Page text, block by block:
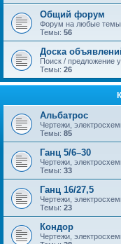
Общий форум
Форум на любые темы
Темы: 56
Доска
Поиск / предложение
Темы: 26
Альбатрос
Чертежи,
Темы: 85
Ганц 5/6–30
Чертежи,
Темы: 33
Ганц 16/27,5
Чертежи,
Темы: 23
Кондор
Чертежи,